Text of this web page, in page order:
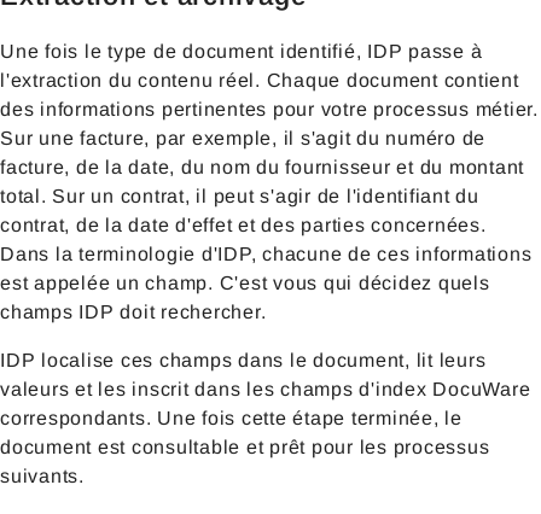
Une fois le type de document identifié, IDP passe à
l'extraction du contenu réel. Chaque document contient
des informations pertinentes pour votre processus métier.
Sur une facture, par exemple, il s'agit du numéro de
facture, de la date, du nom du fournisseur et du montant
total. Sur un contrat, il peut s'agir de l'identifiant du
contrat, de la date d'effet et des parties concernées.
Dans la terminologie d'IDP, chacune de ces informations
est appelée un champ. C'est vous qui décidez quels
champs IDP doit rechercher.
IDP localise ces champs dans le document, lit leurs
valeurs et les inscrit dans les champs d'index DocuWare
correspondants. Une fois cette étape terminée, le
document est consultable et prêt pour les processus
suivants.